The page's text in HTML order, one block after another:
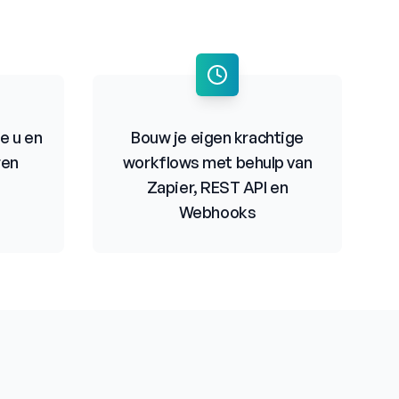
u en
Bouw je eigen krachtige
workflows met behulp van
Zapier, REST API en
Webhooks